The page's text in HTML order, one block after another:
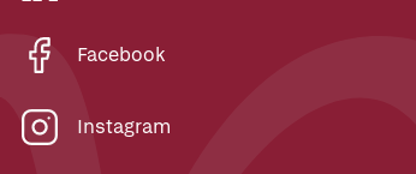
Facebook
Instagram